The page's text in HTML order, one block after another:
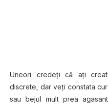
Uneori credeți că ați
discrete, dar veți constata
sau bejul mult prea